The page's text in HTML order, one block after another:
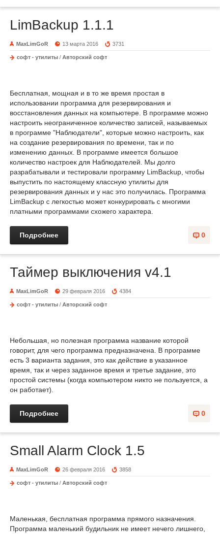
LimBackup 1.1.1
MaxLimGoR 13 марта 2016 3731
софт - утилиты / Авторский софт
Бесплатная, мощная и в то же время простая в
использовании программа для резервирования и
восстановления данных на компьютере. В программе можно
настроить неограниченное количество записей, называемых
в программе "Наблюдатели", которые можно настроить, как
на создание резервирования по времени, так и по
изменению данных. В программе имеется большое
количество настроек для Наблюдателей. Мы долго
разрабатывали и тестировали программу LimBackup, чтобы
выпустить по настоящему классную утилиты для
резервирования данных и у нас это получилась. Программа
LimBackup с легкостью может конкурировать с многими
платными программами схожего характера.
0
Подробнее
Таймер выключения v4.1
MaxLimGoR 29 февраля 2016 4384
софт - утилиты / Авторский софт
Небольшая, но полезная программа название которой
говорит, для чего программа предназначена. В программе
есть 3 варианта задания, это как действие в указанное
время, так и через заданное время и третье задание, это
простой системы (когда компьютером никто не пользуется, а
он работает).
0
Подробнее
Small Alarm Clock 1.5
MaxLimGoR 26 февраля 2016 3858
софт - утилиты / Авторский софт
Маленькая, бесплатная программа прямого назначения.
Программа маленький будильник не имеет нечего лишнего,